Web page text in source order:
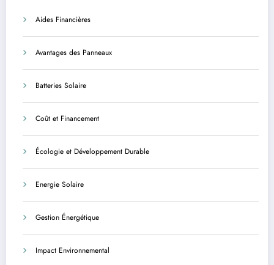
Aides Financières
Avantages des Panneaux
Batteries Solaire
Coût et Financement
Écologie et Développement Durable
Energie Solaire
Gestion Énergétique
Impact Environnemental